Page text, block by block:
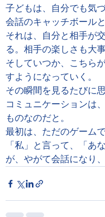
子どもは、自分でも気
会話のキャッチボール
それは、自分と相手が
る。相手の楽しさも大
そしていつか、こちら
すようになっていく。
その瞬間を見るたびに思
コミュニケーションは
ものなのだと。
最初は、ただのゲームで
「私」と言って、「あ
が、やがて会話になり